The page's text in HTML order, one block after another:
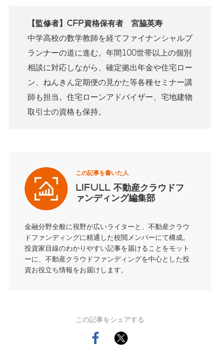
【監修者】CFP資格保有者 宮脇英寿
中学高校の数学教師を経てファイナンシャルプ
ランナーの道に進む。年間100世帯以上の個別
相談に対応しながら、確定拠出年金や住宅ロー
ン、ねんきん定期便の見かた等各種セミナー講
師も担当。住宅ローンアドバイザー、宅地建物
取引士の資格も保持。
この記事を書いた人
LIFULL 不動産クラウドフ
ァンディング編集部
金融分野全般に視野が広いライターと、不動産クラウ
ドファンディングに精通した校閲メンバーにて構成。
投資家目線のわかりやすい記事を届けることをモット
ーに、不動産クラウドファンディングを中心とした投
資お役立ち情報をお届けします。
この記事をシェアする